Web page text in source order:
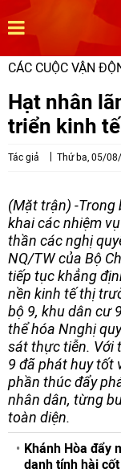
CÁC CUỘC VẬN
Hạt nhân
triển kinh
Tác giả Thứ ba, 05/
(Mặt trận) -Trong
khai các nhiệm
thần các nghị
NQ/TW của Bộ
tiếp tục khẳng
nền kinh tế thị
bộ 9, khu dân cư
thể hóa Nnghị
sát thực tiễn. Với
9 đã phát huy tốt
phần thúc đẩy
nhân dân, từng
toàn diện.
Khánh Hòa đẩy
danh tính hài